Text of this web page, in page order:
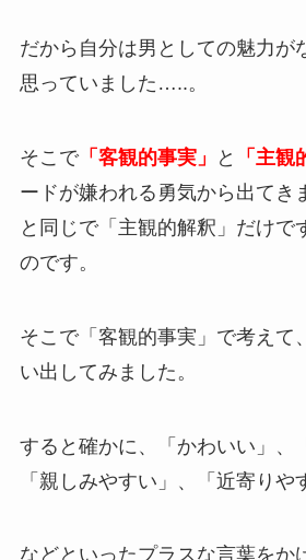
だから自分は男としての魅力が
思っていました…..。
そこで「客観的事実」 と 「主観
ードが嫌われる勇気から出てき
と同じで「主観的解釈」だけで
のです。
そこで「客観的事実」で考えて
い出してみました。
すると確かに、「かわいい」、
「親しみやすい」、「近寄りや
などといったプラスな言葉をか